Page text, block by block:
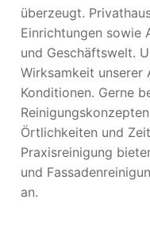
überzeugt.
Einrichtungen sowie
und Geschäftswelt.
Wirksamkeit unserer
Konditionen. Gerne
Örtlichkeiten und
Praxisreinigung
und
an.